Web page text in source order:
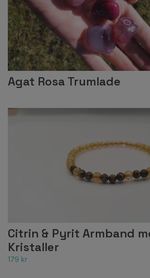
Agat Rosa Trumlade
Citrin & Pyrit Armband
Kristaller
179 kr